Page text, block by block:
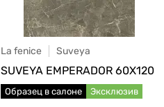
La fenice Suveya
SUVEYA EMPERADOR 60X120
Образец в салоне Эксклюзив